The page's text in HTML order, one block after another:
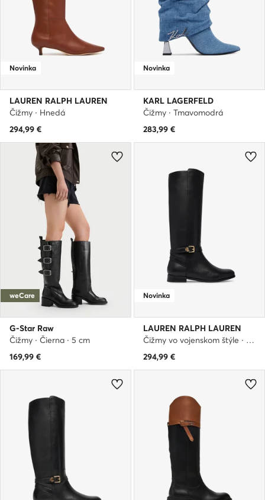
Novinka
LAUREN RALPH LAUREN
Čižmy · Hnedá
294,99 €
Novinka
KARL LAGERFELD
Čižmy · Tmavomodrá
283,99 €
weCare
G-Star Raw
Čižmy · Čierna · 5 cm
169,99 €
Novinka
LAUREN RALPH LAUREN
Čižmy vo vojenskom štýle · Čierna
294,99 €